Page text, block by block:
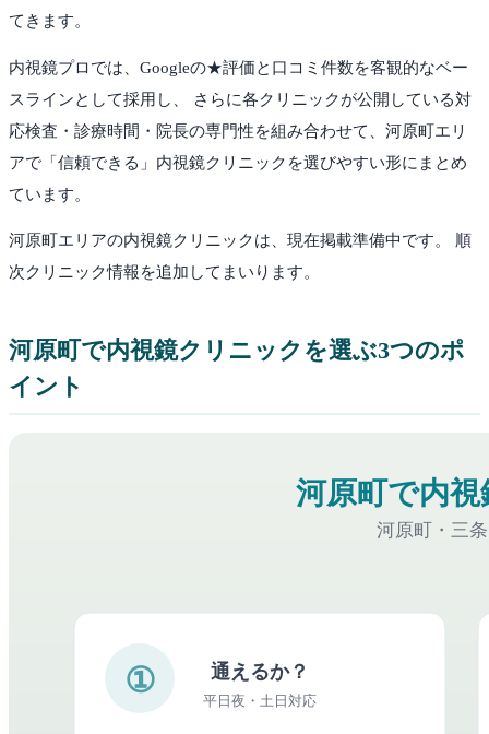
てきます。
内視鏡プロでは、Googleの★評価と口コミ件数を客観的なベー
スラインとして採用し、 さらに各クリニックが公開している対
応検査・診療時間・院長の専門性を組み合わせて、 河原町エリ
アで「信頼できる」内視鏡クリニックを選びやすい形にまとめ
ています。
河原町エリアの内視鏡クリニックは、現在掲載準備中です。 順
次クリニック情報を追加してまいります。
河原町で内視鏡クリニックを選ぶ3つのポ
イント